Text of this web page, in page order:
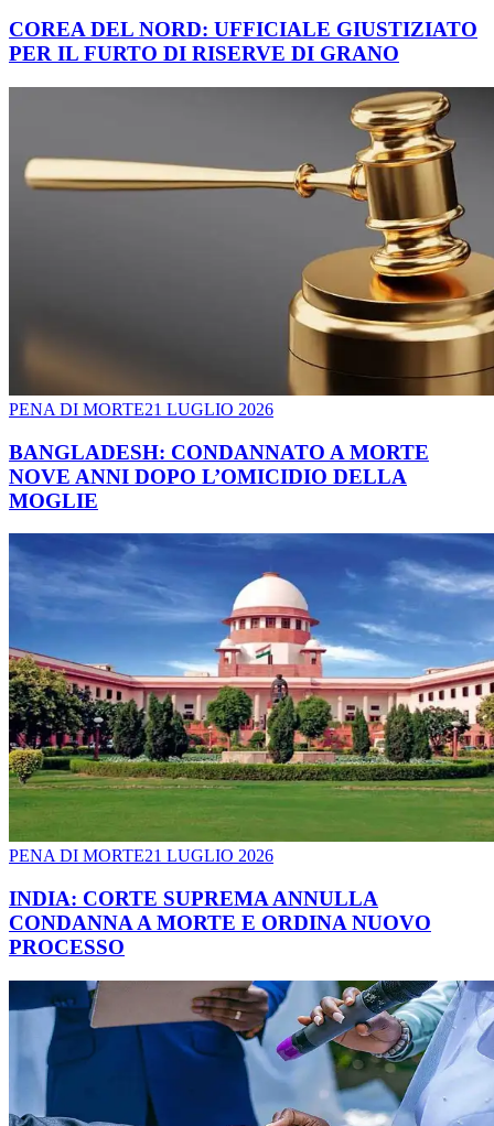
COREA DEL NORD: UFFICIALE GIUSTIZIATO
PER IL FURTO DI RISERVE DI GRANO
PENA DI MORTE21 LUGLIO 2026
BANGLADESH: CONDANNATO A MORTE
NOVE ANNI DOPO L’OMICIDIO DELLA
MOGLIE
PENA DI MORTE21 LUGLIO 2026
INDIA: CORTE SUPREMA ANNULLA
CONDANNA A MORTE E ORDINA NUOVO
PROCESSO